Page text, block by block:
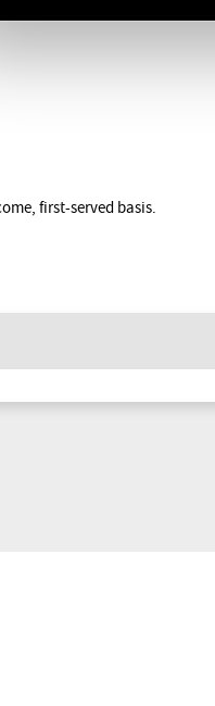
first-served basis.